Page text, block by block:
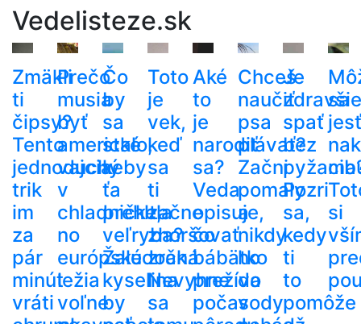
Vedelisteze.sk
Zmäkli
ti
čipsy?
Tento
jednoduchý
trik
im
za
pár
minút
vráti
Prečo
musia
byť
americké
vajcia
v
chladničke,
no
európske
ležia
voľne
Čo
by
sa
stalo,
keby
ťa
prehltla
veľryba?
Žalúdočná
kyselina
by
Toto
je
vek,
keď
sa
ti
začne
zhoršovať
zrak.
Nevyhne
sa
Aké
to
je
narodiť
sa?
Veda
opisuje,
čo
bábätko
prežíva
počas
Chceš
naučiť
psa
plávať?
Začni
pomaly
a
nikdy
ho
do
vody
Je
zdravšie
spať
bez
Pozri
sa,
kedy
ti
to
pomôže
sa
jesť
si